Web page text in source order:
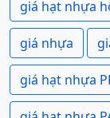
giá hạt nhựa
giá nhựa
giá hạt nhựa